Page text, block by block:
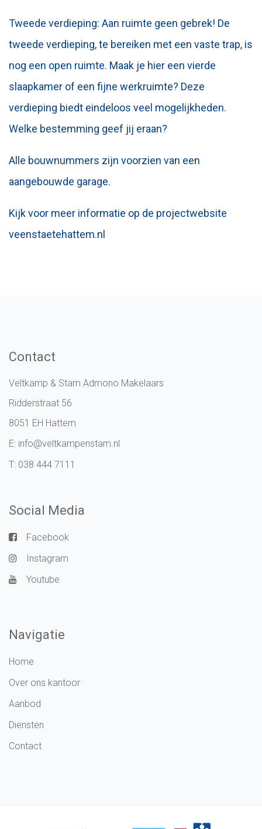
Tweede verdieping: Aan ruimte geen gebrek! De
tweede verdieping, te bereiken met een vaste trap, is
nog een open ruimte. Maak je hier een vierde
slaapkamer of een fijne werkruimte? Deze
verdieping biedt eindeloos veel mogelijkheden.
Welke bestemming geef jij eraan?
Alle bouwnummers zijn voorzien van een
aangebouwde garage.
Kijk voor meer informatie op de projectwebsite
veenstaetehattem.nl
Contact
Veltkamp & Stam Admono Makelaars
Ridderstraat 56
8051 EH Hattem
E: info@veltkampenstam.nl
T: 038 444 7111
Social Media
Facebook
Instagram
Youtube
Navigatie
Home
Over ons kantoor
Aanbod
Diensten
Contact